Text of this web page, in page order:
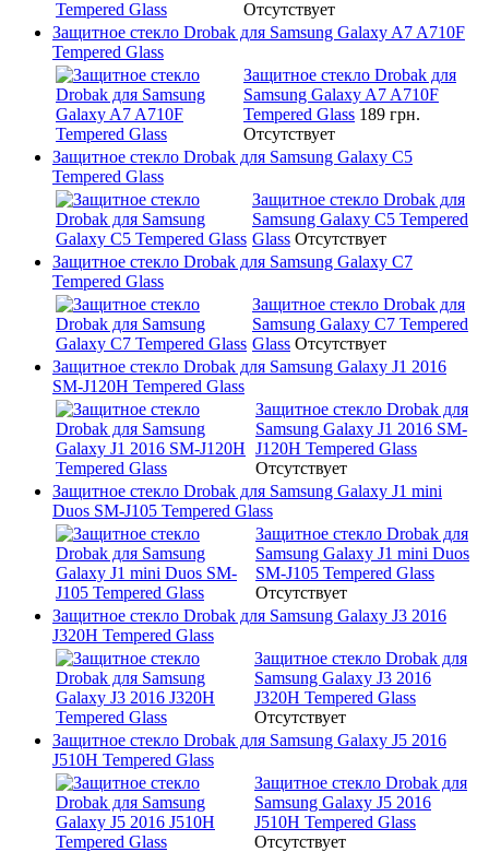
Отсутствует
Защитное стекло Drobak для Samsung Galaxy A7 A710F
Tempered Glass
Защитное стекло Drobak для
Samsung Galaxy A7 A710F
Tempered Glass 189 грн.
Отсутствует
Защитное стекло Drobak для Samsung Galaxy C5
Tempered Glass
Защитное стекло Drobak для
Samsung Galaxy C5 Tempered
Glass Отсутствует
Защитное стекло Drobak для Samsung Galaxy C7
Tempered Glass
Защитное стекло Drobak для
Samsung Galaxy C7 Tempered
Glass Отсутствует
Защитное стекло Drobak для Samsung Galaxy J1 2016
SM-J120H Tempered Glass
Защитное стекло Drobak для
Samsung Galaxy J1 2016 SM-
J120H Tempered Glass
Отсутствует
Защитное стекло Drobak для Samsung Galaxy J1 mini
Duos SM-J105 Tempered Glass
Защитное стекло Drobak для
Samsung Galaxy J1 mini Duos
SM-J105 Tempered Glass
Отсутствует
Защитное стекло Drobak для Samsung Galaxy J3 2016
J320H Tempered Glass
Защитное стекло Drobak для
Samsung Galaxy J3 2016
J320H Tempered Glass
Отсутствует
Защитное стекло Drobak для Samsung Galaxy J5 2016
J510H Tempered Glass
Защитное стекло Drobak для
Samsung Galaxy J5 2016
J510H Tempered Glass
Отсутствует